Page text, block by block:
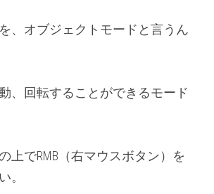
、オブジェクトモードと言うん
、回転することができるモード
上でRMB（右マウスボタン）を
。